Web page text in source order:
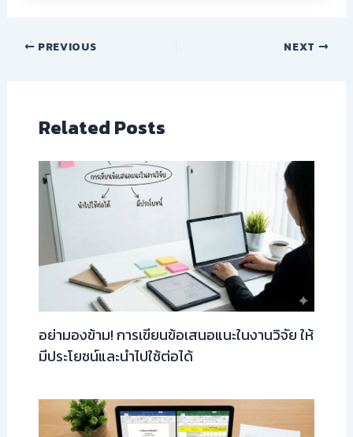
PREVIOUS NEXT
Related Posts
อย่ามองข้าม! การเขียนข้อเสนอแนะในงานวิจัย ให้
มีประโยชน์และนำไปใช้ต่อได้